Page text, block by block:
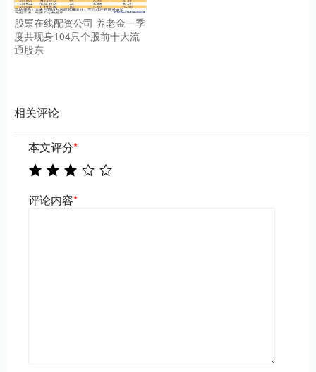
股票在线配资公司 养老金一季
度共现身104只个股前十大流
通股东
相关评论
本文评分*
评论内容*